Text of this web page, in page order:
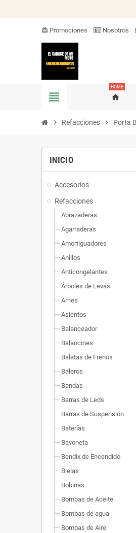
card_giftcard Promociones Nosotros
view_headline home
HOME
chevron_right Refacciones chevron_right Porta
INICIO
Accesorios
Refacciones
Abrazaderas
Agarraderas
Amortiguadores
Anillos
Anticongelantes
Árboles de Levas
Arnes
Asientos
Balanceador
Balancines
Balatas de Frenos
Baleros
Bandas
Barras de Leds
Barras de Suspensión
Baterías
Bayoneta
Bendix de Encendido
Bielas
Bobinas
Bombas de Aceite
Bombas de agua
Bombas de Aire